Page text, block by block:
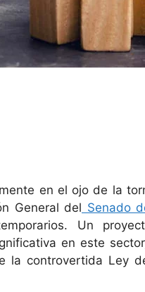
en el ojo de la
General del Senado
Un
en este
la controvertida Ley